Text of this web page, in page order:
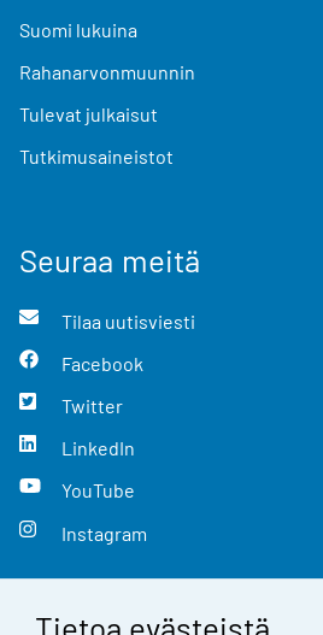
Tietoa evästeistä
Suomi lukuina
Rahanarvonmuunnin
Tulevat julkaisut
Tutkimusaineistot
Seuraa meitä
Tilaa uutisviesti
Facebook
Twitter
LinkedIn
YouTube
Instagram